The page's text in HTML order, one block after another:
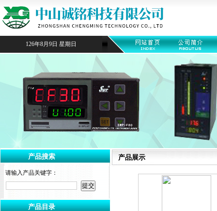
126年8月9日 星期日
产品搜索
请输入产品关键字：
产品目录
产品展示